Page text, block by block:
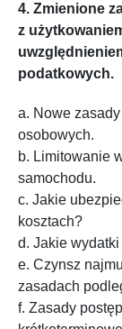
4. Zmienione
z
podatkowych.
a. Nowe
osobowych.
b. Limitowanie
samochodu.
c. Jakie
kosztach?
d. Jakie
e. Czynsz
zasadach
f. Zasady